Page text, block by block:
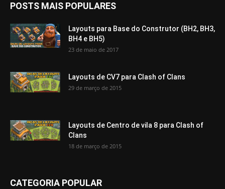
POSTS MAIS POPULARES
Layouts para Base do Construtor (BH2, BH3,
BH4 e BH5)
23 de maio de 2017
Layouts de CV7 para Clash of Clans
29 de março de 2015
Layouts de Centro de vila 8 para Clash of
Clans
18 de março de 2015
CATEGORIA POPULAR